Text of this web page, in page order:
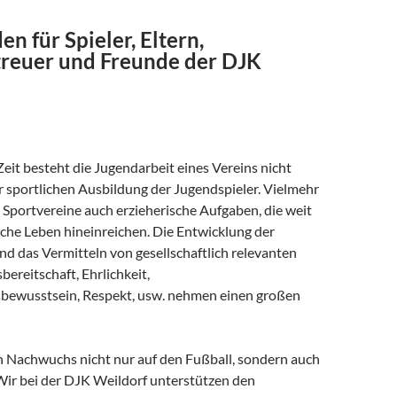
für Spieler, Eltern,
und Freunde der DJK
besteht die Jugendarbeit eines Vereins nicht
sportlichen Ausbildung der Jugendspieler. Vielmehr
auch erzieherische Aufgaben, die weit
Leben hineinreichen. Die Entwicklung der
das Vermitteln von gesellschaftlich relevanten
Ehrlichkeit,
Respekt, usw. nehmen einen großen
nicht nur auf den Fußball, sondern auch
bei der DJK Weildorf unterstützen den